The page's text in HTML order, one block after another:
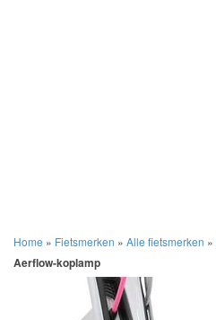
Home » Fietsmerken » Alle fietsmerken »
Aerflow-koplamp